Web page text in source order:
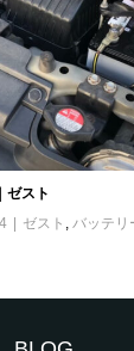
ゼスト
ゼスト , バッテリ